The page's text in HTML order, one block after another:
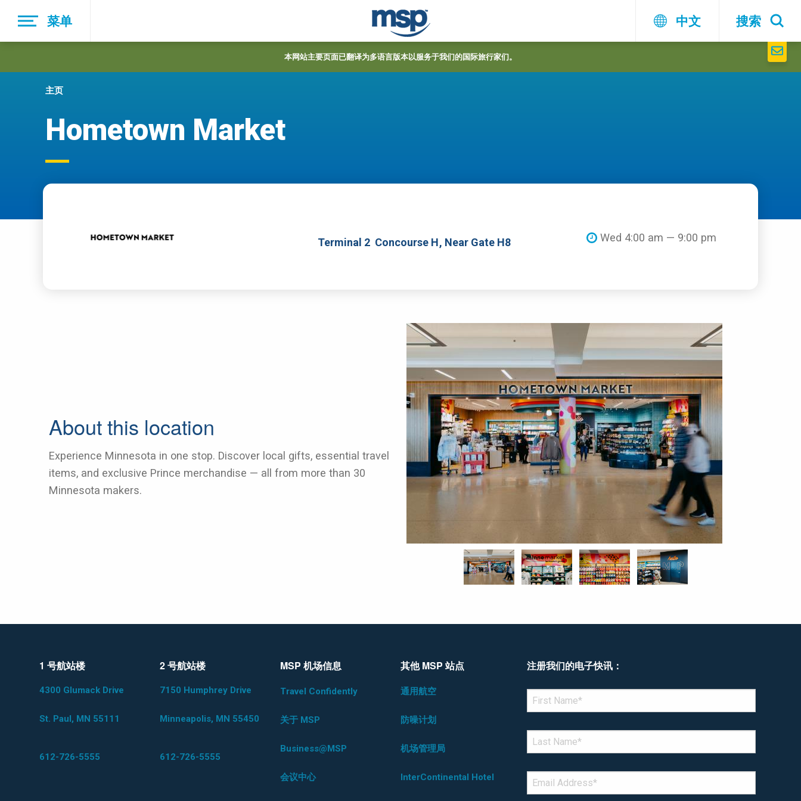
main
菜单 中文 搜索
本网站主要页面已翻译为多语言版本以服务于我们的国际旅行家们。
主页
Hometown Market
Terminal 2 Concourse H, Near Gate H8 Wed 4:00 am — 9:00 pm
About this location
Experience Minnesota in one stop. Discover local gifts, essential travel
items, and exclusive Prince merchandise — all from more than 30
Minnesota makers.
1 号航站楼
4300 Glumack Drive
St. Paul, MN 55111
612-726-5555
2 号航站楼
7150 Humphrey Drive
Minneapolis, MN 55450
612-726-5555
MSP 机场信息
Travel Confidently
关于 MSP
Business@MSP
会议中心
其他 MSP 站点
通用航空
防噪计划
机场管理局
InterContinental Hotel
注册我们的电子快讯：
FIRST NAME
LAST NAME*
EMAIL *